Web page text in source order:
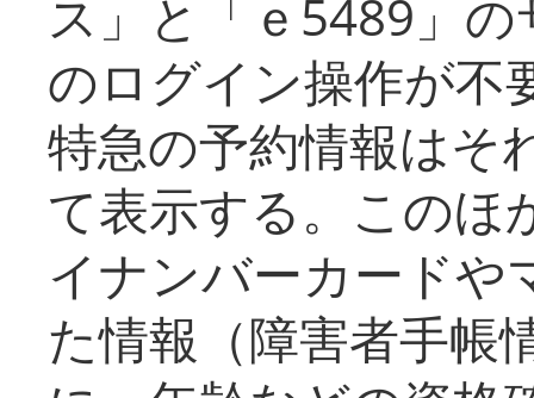
ス」と「ｅ5489」
のログイン操作が不
特急の予約情報はそ
て表示する。このほ
イナンバーカードや
た情報（障害者手帳